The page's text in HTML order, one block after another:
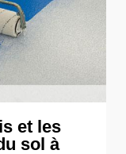
et les
sol à